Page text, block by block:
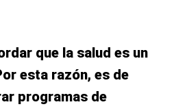
que la salud es un
esta razón, es de
programas de